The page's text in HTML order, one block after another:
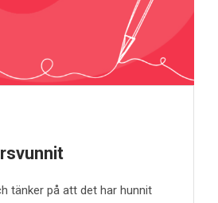
tänker på att det har hunnit